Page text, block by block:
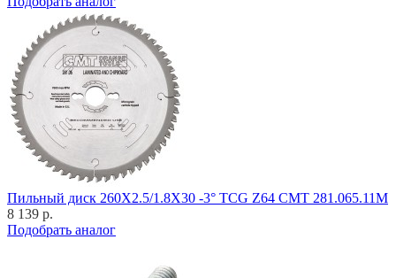
Пильный диск 260X2.5/1.8X30 -3° TCG Z64 CMT 281.065.11M
8 139 р.
Подобрать аналог